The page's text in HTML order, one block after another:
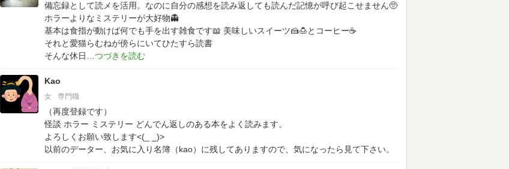
備忘録として読メを活用。なのに自分の感想を読み返しても読んだ記憶が呼び起こせません🥺
ホラーよりなミステリーが大好物👻
基本は食指が動けば何でも手を出す雑食です📖 美味しいスイーツ🍰🍮とコーヒー☕️
それと愛猫らむねが傍らにいてひたすら読書
そんな休日
Kao
女 専門職
（再度登録です）
怪談 ホラー ミステリー どんでん返しのある本をよく読みます。
よろしくお願い致します<(_ _)>
以前のデーター、お気に入り名簿（kao）に残してありますので、気になったら見て下さい。